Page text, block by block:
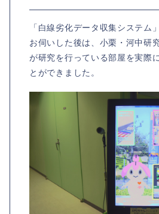
「白線劣化データ収集システム
お伺いした後は、小栗・河中研
が研究を行っている部屋を実際
とができました。